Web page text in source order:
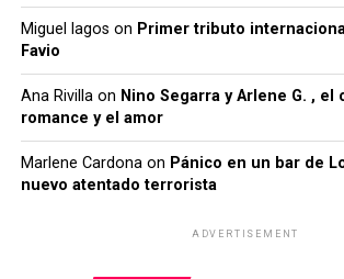
Miguel lagos on Primer tributo
Favio
Ana Rivillaon Nino Segarra y Arlene G. , el
romance y el amor
Marlene Cardonaon Pánico en un bar de
nuevo atentado terrorista
ADVERTISEMENT